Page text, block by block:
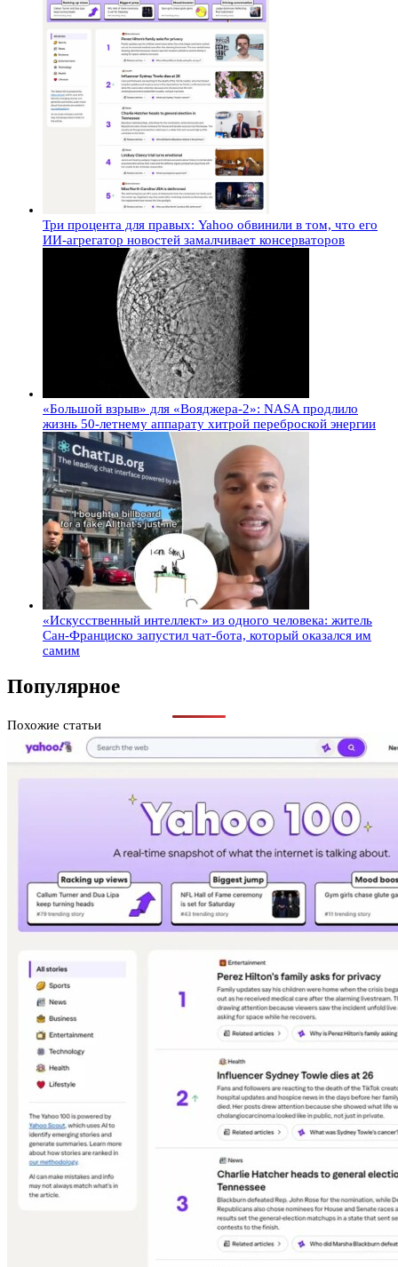
Три процента для правых: Yahoo обвинили в том, что его
ИИ-агрегатор новостей замалчивает консерваторов
«Большой взрыв» для «Вояджера-2»: NASA продлило
жизнь 50-летнему аппарату хитрой переброской энергии
«Искусственный интеллект» из одного человека: житель
Сан-Франциско запустил чат-бота, который оказался им
самим
Популярное
Похожие статьи